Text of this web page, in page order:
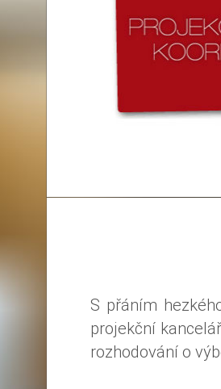
S přáním
projekční
rozhodování o